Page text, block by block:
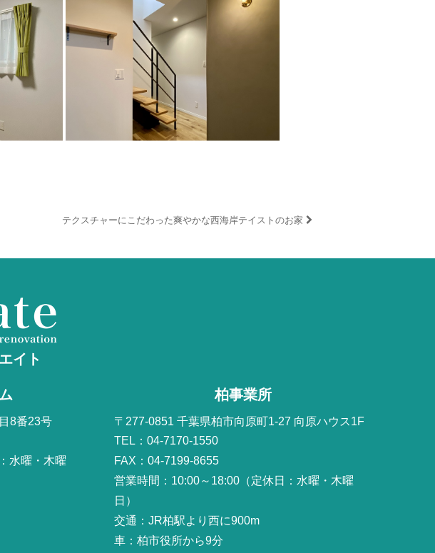
テクスチャーにこだわった爽やかな西海岸テイストのお家
イト
8番23号
水曜・木曜
柏事業所
〒277-0851 千葉県柏市向原町1-27 向原ハウス1F
TEL：04-7170-1550
FAX：04-7199-8655
営業時間：10:00～18:00（定休日：水曜・木曜
日）
交通：JR柏駅より西に900m
車：柏市役所から9分